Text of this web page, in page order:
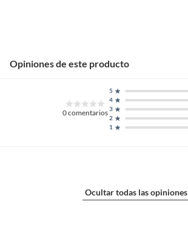
Opiniones de este producto
0comentarios
1
2
3
4
5
Ocultar todas las opiniones